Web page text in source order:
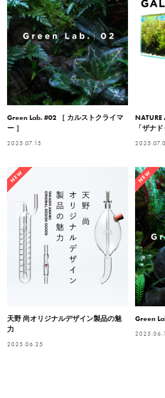
Green Lab. #02 ［ カルストクライマ
ー ］
2025.07.15
NATURE
「ザナド
NEW
天野 尚オリジナルデザイン製品の魅
力
2025.06.25
NEW
Green